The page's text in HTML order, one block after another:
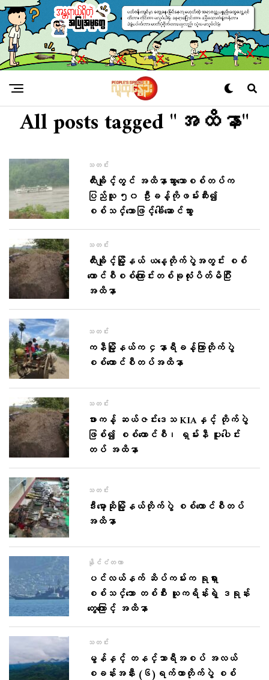
All posts tagged "အထိနာ"
သတင်း
ထီးချိုင့်တွင် အထိနာသွား​သောစစ်တပ်က
ပြည်သူ ၅၀ ဦးခန့်ကိုဖမ်းဆီး၍
စစ်သင်္ဘောဖြင့်ခေါ်​ဆောင်သွား
သတင်း
ထီးချိုင့်မြို့နယ် ယနေ့တိုက်ပွဲအတွင်း စစ်
ကောင်စီစစ်ကြောင်းတစ်ခုလုံးပိတ်မိပြီး
အထိနာ
သတင်း
ကနီမြို့နယ်က ၄နာရီခန့်ကြာတိုက်ပွဲ
စစ်ကောင်စီတပ်အထိနာ
သတင်း
ဖားကန့် ဆယ်ဇင်းဒေသ KIAနှင့် တိုက်ပွဲ
ဖြစ်၍ စစ်ကောင်စီ၊ ရှမ်းနီ ပူးပေါင်း
တပ် အထိနာ
သတင်း
ဒီးမော့ဆိုမြို့နယ်တိုက်ပွဲ စစ်ကောင်စီတပ်
အထိနာ
နိုင်ငံတကာ
ပင်လယ်နက် ဆိပ်ကမ်းက ရုရှား
စစ်သင်္ဘော တစ်စီး ယူကရိန်းရဲ့ ဒရုန်း
တွေကြောင့် အထိနာ
သတင်း
မွန်နှင့် တနင်္သာရီအစပ် အလယ်
စခန်းအနီး (၆)ရက်တာတိုက်ပွဲ စစ်